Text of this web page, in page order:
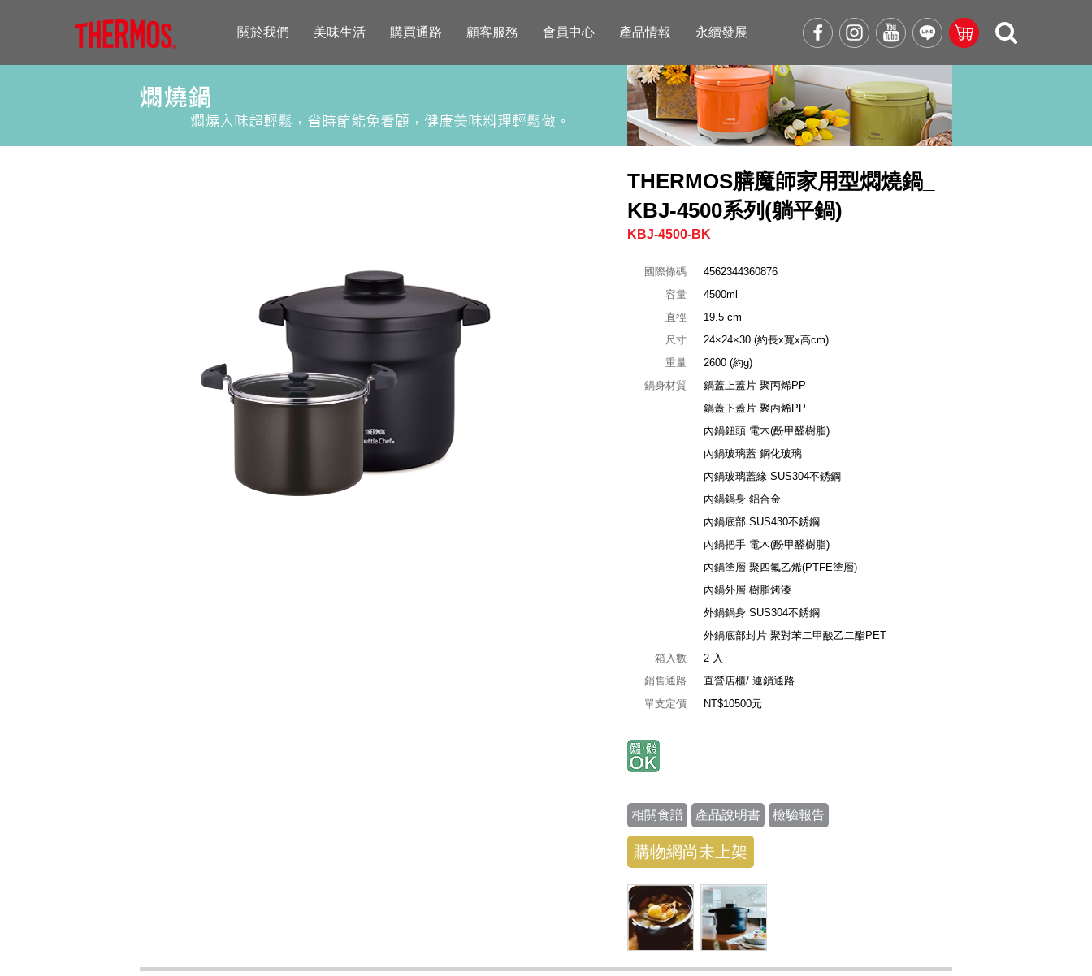
關於我們 美味生活 購買通路 顧客服務 會員中心 產品情報 永續發展
THERMOS膳魔師家用型燜燒鍋_
KBJ-4500系列(躺平鍋)
KBJ-4500-BK
國際條碼
4562344360876
容量
4500ml
直徑
19.5 cm
尺寸
24×24×30 (約長x寬x高cm)
重量
2600 (約g)
鍋身材質
鍋蓋上蓋片 聚丙烯PP
鍋蓋下蓋片 聚丙烯PP
內鍋鈕頭 電木(酚甲醛樹脂)
內鍋玻璃蓋 鋼化玻璃
內鍋玻璃蓋緣 SUS304不銹鋼
內鍋鍋身 鋁合金
內鍋底部 SUS430不銹鋼
內鍋把手 電木(酚甲醛樹脂)
內鍋塗層 聚四氟乙烯(PTFE塗層)
內鍋外層 樹脂烤漆
外鍋鍋身 SUS304不銹鋼
外鍋底部封片 聚對苯二甲酸乙二酯PET
箱入數
2 入
銷售通路
直營店櫃/ 連鎖通路
單支定價
NT$10500元
相關食譜 產品說明書 檢驗報告
購物網尚未上架